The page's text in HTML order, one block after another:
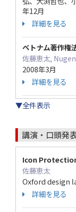
年12月
詳細を見る
ベトナム著作権
佐藤恵太,
2008年3月
詳細を見る
▼全件表示
講演・口頭発
Icon
佐藤恵太
Oxford design
詳細を見る